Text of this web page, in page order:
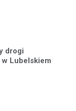
drogi
Lubelskiem